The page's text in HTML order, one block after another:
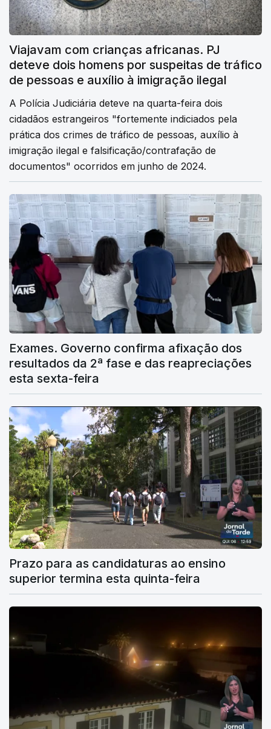
Viajavam com crianças africanas. PJ
deteve dois homens por suspeitas de tráfico
de pessoas e auxílio à imigração ilegal
A Polícia Judiciária deteve na quarta-feira dois
cidadãos estrangeiros "fortemente indiciados pela
prática dos crimes de tráfico de pessoas, auxílio à
imigração ilegal e falsificação/contrafação de
documentos" ocorridos em junho de 2024.
Exames. Governo confirma afixação dos
resultados da 2ª fase e das reapreciações
esta sexta-feira
Prazo para as candidaturas ao ensino
superior termina esta quinta-feira